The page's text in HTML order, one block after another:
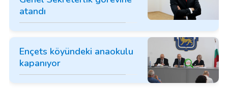
atandı
Ençets köyündeki anaokulu
kapanıyor